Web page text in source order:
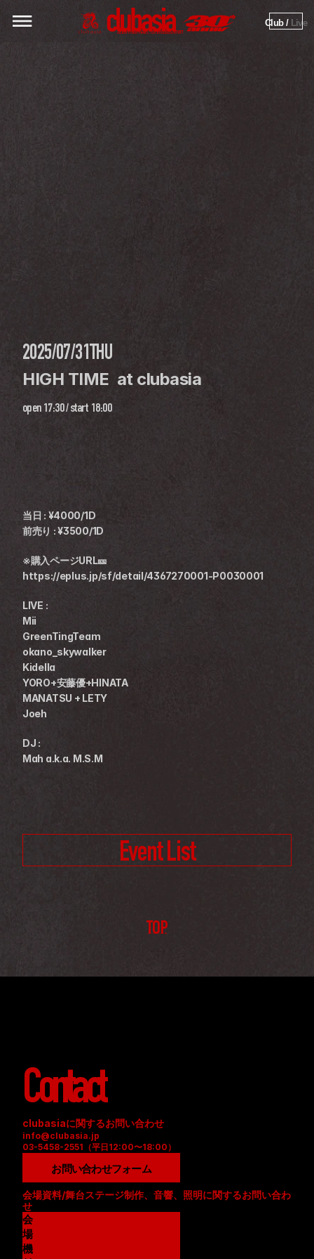
Club / Live
2025/07/31 THU
HIGH TIME  at clubasia
open 17:30 / start 18:00
当日 : ¥4000/1D
前売り : ¥3500/1D
※購入ページURL🎫
https://eplus.jp/sf/detail/4367270001-P0030001
LIVE :
Mii
GreenTingTeam
okano_skywalker
Kidella
YORO+安藤優+HINATA
MANATSU + LETY
Joeh
DJ :
Mah a.k.a. M.S.M
Event List
TOP
Contact
clubasiaに関するお問い合わせ
info@clubasia.jp
03-5458-2551（平日12:00〜18:00）
お問い合わせフォーム
会場資料/舞台ステージ制作、音響、照明に関するお問い合わ
せ
会
場
資
機